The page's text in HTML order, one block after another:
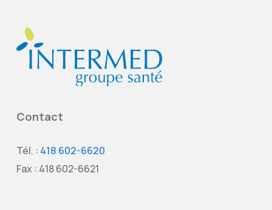
Contact
Tél. : 418 602-6620
Fax : 418 602-6621